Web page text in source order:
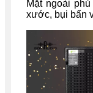
Mặt ngoài
xước, bụi bẩn